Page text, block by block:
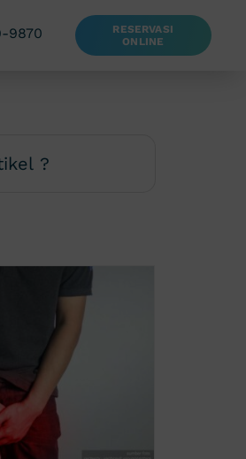
9870
RESERVASI
ONLINE